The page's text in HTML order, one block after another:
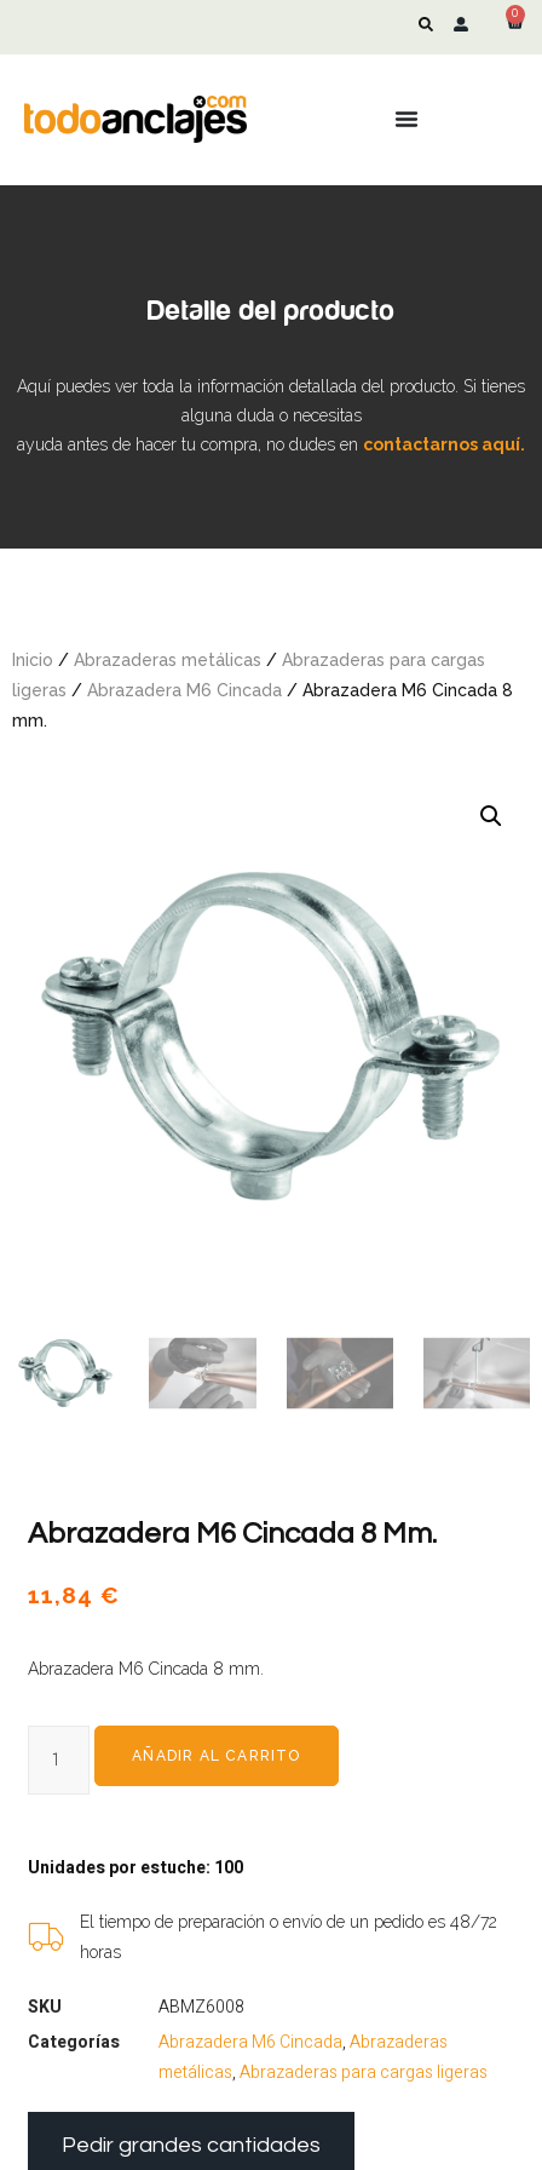
0
Detalle del producto
Aquí puedes ver toda la información detallada del producto. Si tienes
alguna duda o necesitas
ayuda antes de hacer tu compra, no dudes en contactarnos aquí.
Inicio / Abrazaderas metálicas / Abrazaderas para cargas
ligeras / Abrazadera M6 Cincada / Abrazadera M6 Cincada 8
mm.
Abrazadera M6 Cincada 8 Mm.
11,84€
Abrazadera M6 Cincada 8 mm.
AÑADIR AL CARRITO
Unidades por estuche: 100
El tiempo de preparación o envío de un pedido es 48/72
horas
SKU
ABMZ6008
Categorías
Abrazadera M6 Cincada,Abrazaderas
metálicas,Abrazaderas para cargas ligeras
Pedir grandes cantidades